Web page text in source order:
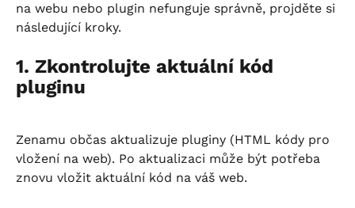
na webu nebo plugin nefunguje správně, projděte si
následující kroky.
1. Zkontrolujte aktuální kód
pluginu
Zenamu občas aktualizuje pluginy (HTML kódy pro
vložení na web). Po aktualizaci může být potřeba
znovu vložit aktuální kód na váš web.